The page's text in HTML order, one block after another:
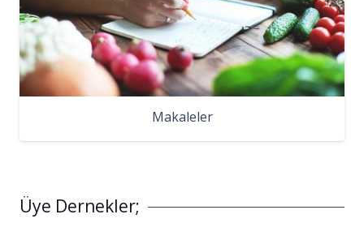
Makaleler
Üye Dernekler;